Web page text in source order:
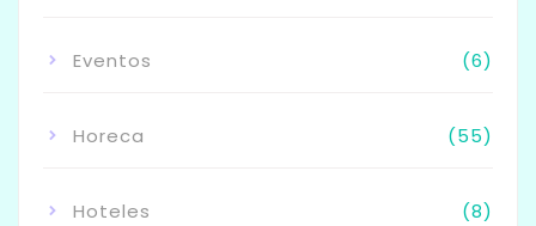
Eventos (6)
Horeca (55)
Hoteles (8)